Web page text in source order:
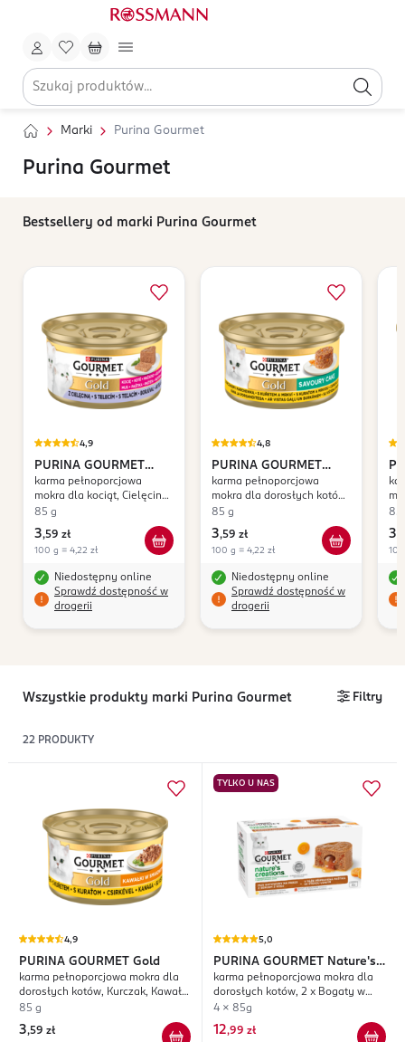
Marki Purina Gourmet
Purina Gourmet
Bestsellery od marki Purina Gourmet
4,9
PURINA GOURMET
Gold
karma pełnoporcjowa
mokra dla kociąt, Cielęcina,
Mus
85 g
3,59 zł
100 g = 4,22 zł
Niedostępny online
Sprawdź dostępność w
drogerii
4,8
PURINA GOURMET
Gold
karma pełnoporcjowa
mokra dla dorosłych kotów,
Kurczak z Marchwką,
85 g
3,59 zł
100 g = 4,22 zł
Niedostępny online
Sprawdź dostępność w
drogerii
85
3
Wszystkie produkty marki Purina Gourmet Filtry
22 PRODUKTY
4,9
PURINA GOURMET Gold
karma pełnoporcjowa mokra dla
dorosłych kotów, Kurczak, Kawałki
w smakowitym Sosie
85 g
3,59 zł
TYLKO U NAS
5,0
PURINA GOURMET
Nature's
Creations
karma pełnoporcjowa mokra dla
dorosłych kotów, 2 x Bogaty w
Kurczaka, 2 x Bogaty w Wołowinę,
4 x 85g
12,99 zł